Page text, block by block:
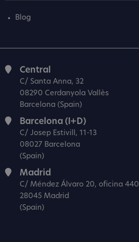
Blog
Central
C/ Santa Anna, 32
08290 Cerdanyola Vallès
Barcelona (Spain)
Barcelona (I+D)
C/ Josep Estivill, 11-13
08027 Barcelona
(Spain)
Madrid
C/ Méndez Álvaro 20, oficina 440
28045 Madrid
(Spain)